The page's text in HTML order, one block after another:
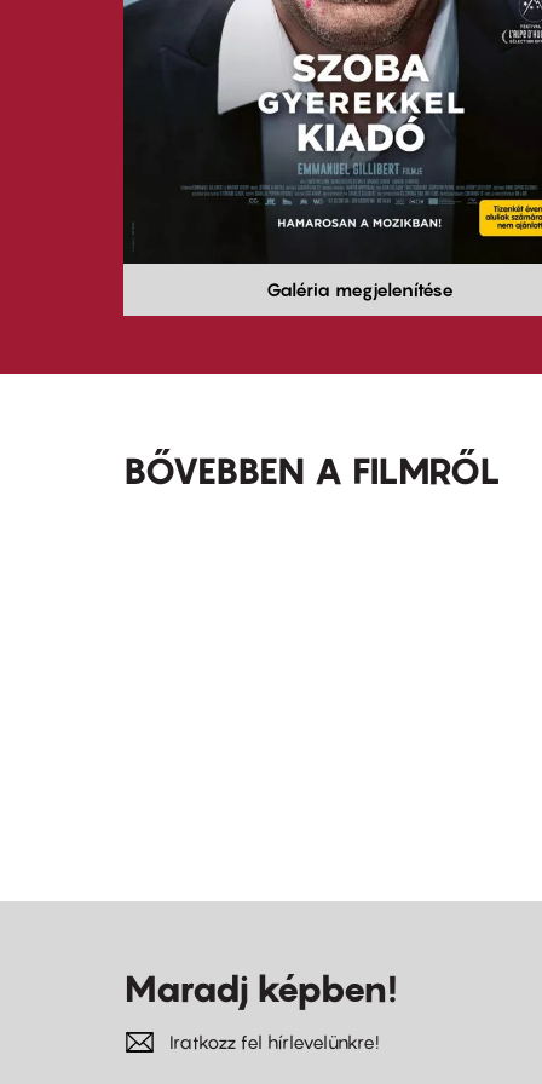
Galéria megjelenítése
BŐVEBBEN A FILMRŐL
Maradj képben!
Iratkozz fel hírlevelünkre!